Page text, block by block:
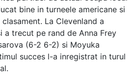
bine in turneele americane si
La Clevenland a
a trecut pe rand de Anna Frey
(6-2 6-2) si Moyuka
succes l-a inregistrat in turul